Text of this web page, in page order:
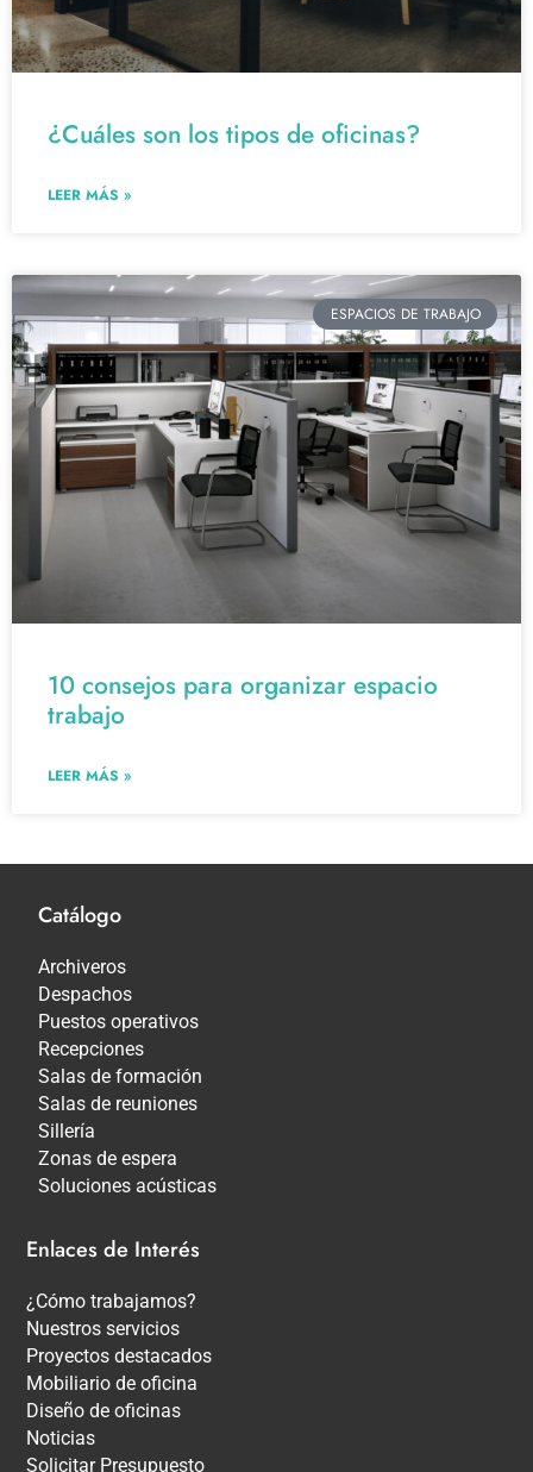
¿Cuáles son los tipos de oficinas?
LEER MÁS »
ESPACIOS DE TRABAJO
10 consejos para organizar espacio
trabajo
LEER MÁS »
Catálogo
Archiveros
Despachos
Puestos operativos
Recepciones
Salas de formación
Salas de reuniones
Sillería
Zonas de espera
Soluciones acústicas
Enlaces de Interés
¿Cómo trabajamos?
Nuestros servicios
Proyectos destacados
Mobiliario de oficina
Diseño de oficinas
Noticias
Solicitar Presupuesto